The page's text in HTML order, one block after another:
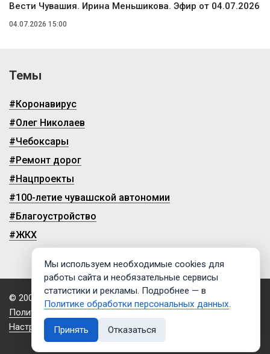
Вести Чувашия. Ирина Меньшикова. Эфир от 04.07.2026
04.07.2026 15:00
Темы
#Коронавирус
#Олег Николаев
#Чебоксары
#Ремонт дорог
#Нацпроекты
#100-летие чувашской автономии
#Благоустройство
#ЖКХ
© 2009-2026, ГТРК «Чувашия»
Политика обработки персональных данных
Настройки cookies
Мы используем необходимые cookies для
работы сайта и необязательные сервисы
статистики и рекламы. Подробнее — в
Политике обработки персональных данных.
Принять Отказаться